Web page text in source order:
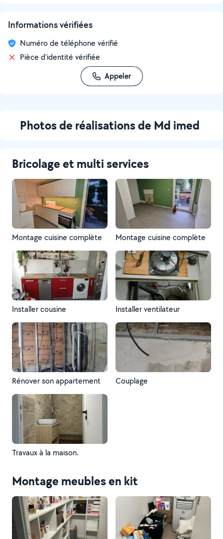
Informations vérifiées
Numéro de téléphone vérifié
Pièce d'identité vérifiée
Appeler
Photos de réalisations de Md imed
Bricolage et multi services
Montage cuisine complète Montage cuisine complète
Installer cousine Installer ventilateur
Rénover son appartement Couplage
Travaux à la maison.
Montage meubles en kit